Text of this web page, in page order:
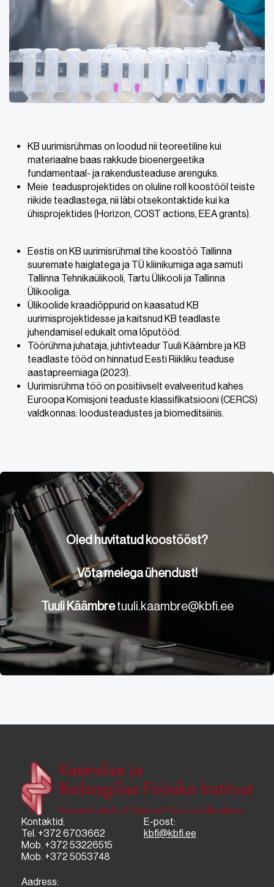
KB uurimisrühmas on loodud nii teoreetiline kui
materiaalne baas rakkude bioenergeetika
fundamentaal- ja rakendusteaduse arenguks.
Meie teadusprojektides on oluline roll koostööl teiste
riikide teadlastega, nii läbi otsekontaktide kui ka
ühisprojektides (Horizon, COST actions, EEA grants).
Eestis on KB uurimisrühmal tihe koostöö Tallinna
suuremate haiglatega ja TÜ kliinikumiga aga samuti
Tallinna Tehnikaülikooli, Tartu Ülikooli ja Tallinna
Ülikooliga.
Ülikoolide kraadiõppurid on kaasatud KB
uurimisprojektidesse ja kaitsnud KB teadlaste
juhendamisel edukalt oma lõputööd.
Töörühma juhataja, juhtivteadur Tuuli Käämbre ja KB
teadlaste tööd on hinnatud Eesti Riikliku teaduse
aastapreemiaga (2023).
Uurimisrühma töö on positiivselt evalveeritud kahes
Euroopa Komisjoni teaduste klassifikatsiooni (CERCS)
valdkonnas: loodusteadustes ja biomeditsiinis.
Oled huvitatud koostööst?
Võta meiega ühendust!
Tuuli Käämbretuuli.kaambre@kbfi.ee
Kontaktid:
Tel. +372 6703662
Mob. +372 53226515
Mob. +372 5053748
E-post:
kbfi@kbfi.ee
Aadress: